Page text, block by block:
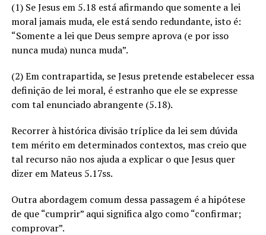
(1) Se Jesus em 5.18 está afirmando que somente a lei
moral jamais muda, ele está sendo redundante, isto é:
“Somente a lei que Deus sempre aprova (e por isso
nunca muda) nunca muda”.
(2) Em contrapartida, se Jesus pretende estabelecer essa
definição de lei moral, é estranho que ele se expresse
com tal enunciado abrangente (5.18).
Recorrer à histórica divisão tríplice da lei sem dúvida
tem mérito em determinados contextos, mas creio que
tal recurso não nos ajuda a explicar o que Jesus quer
dizer em Mateus 5.17ss.
Outra abordagem comum dessa passagem é a hipótese
de que “cumprir” aqui significa algo como “confirmar;
comprovar”.